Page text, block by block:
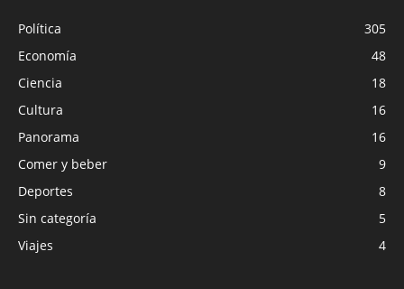
Política
305
Economía
48
Ciencia
18
Cultura
16
Panorama
16
Comer y beber
9
Deportes
8
Sin categoría
5
Viajes
4